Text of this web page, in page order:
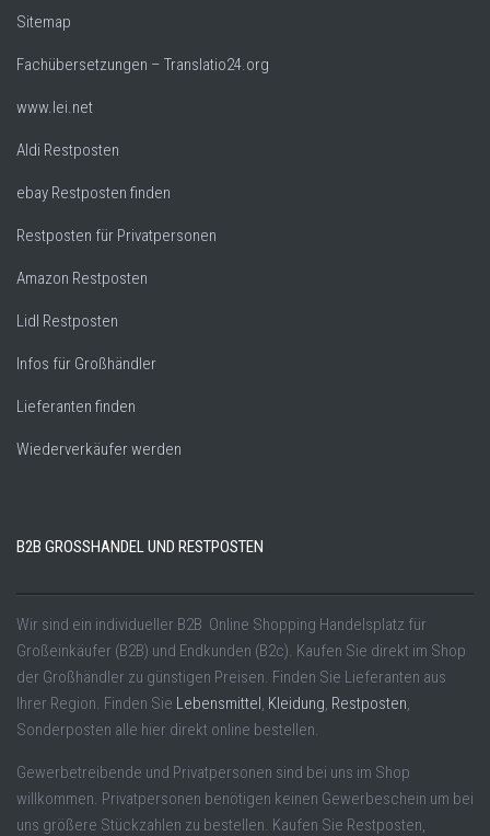
Sitemap
Fachübersetzungen – Translatio24.org
www.lei.net
Aldi Restposten
ebay Restposten finden
Restposten für Privatpersonen
Amazon Restposten
Lidl Restposten
Infos für Großhändler
Lieferanten finden
Wiederverkäufer werden
B2B GROSSHANDEL UND RESTPOSTEN
Wir sind ein individueller B2B Online Shopping Handelsplatz für
Großeinkäufer (B2B) und Endkunden (B2c). Kaufen Sie direkt im Shop
der Großhändler zu günstigen Preisen. Finden Sie Lieferanten aus
Ihrer Region. Finden Sie Lebensmittel , Kleidung, Restposten,
Sonderposten alle hier direkt online bestellen.
Gewerbetreibende und Privatpersonen sind bei uns im Shop
willkommen. Privatpersonen benötigen keinen Gewerbeschein um bei
uns größere Stückzahlen zu bestellen. Kaufen Sie Restposten,